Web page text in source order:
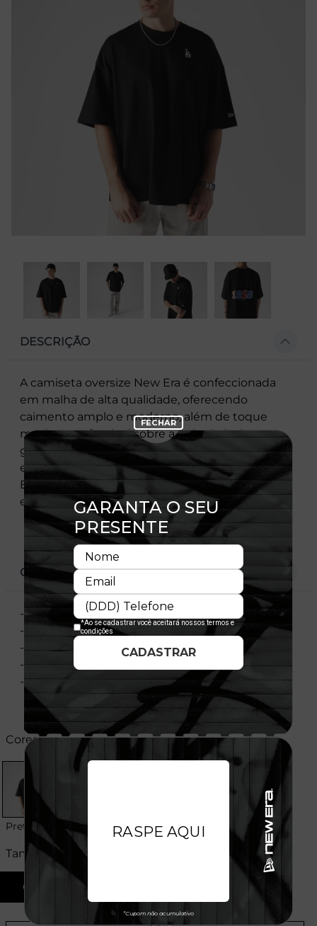
DESCRIÇÃO
A camiseta oversize New Era é confeccionada
em malha de alta qualidade, oferecendo
caimento amplo e moderno, além de toque
macio e confortável sobre a pele. O design
garante liberdade total de movimento,
enquanto o bordado da icônica bandeira New
Era na manga esquerda reforça a autenticidade
e o estilo inconfundível da marca.
CARACTERÍSTICAS
- Modelo Oversize
- Manga Curta
- Gola redonda
- Flag bordada na manga
- Composição: 68% Algodão - 32% Poliéster
Cores:
Preto
Tamanhos:
G